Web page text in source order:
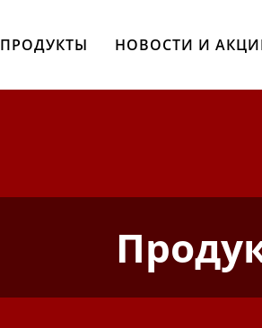
ПРОДУКТЫ НОВОСТИ И